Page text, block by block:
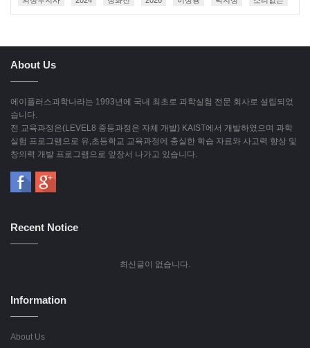
About Us
에이플러스과학나라는 1993년에 국내 최초로 과학실험 전문 회사로 설립되었
습니다.
전 교육과정은(LEVEL8 중등과정은 자체 개발) KAIST에서 개발하였으며 과학
실험 프로그램으로 유,초등학교 교육과정에 충실한 학습 자료와 사고력 향상 및
창의력 개발 프로그램으로 앞장서 나가고 있습니다.
Recent Notice
최신글이 없습니다.
Information
About Us